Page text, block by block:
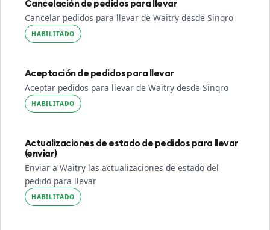
Cancelación de pedidos para llevar
Cancelar pedidos para llevar de Waitry desde Sinqro
HABILITADO
Aceptación de pedidos para llevar
Aceptar pedidos para llevar de Waitry desde Sinqro
HABILITADO
Actualizaciones de estado de pedidos para llevar
(enviar)
Enviar a Waitry las actualizaciones de estado del
pedido para llevar
HABILITADO